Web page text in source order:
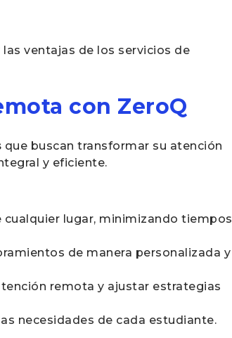
ventajas de los servicios de
con ZeroQ
que buscan transformar su atención
y eficiente.
lugar, minimizando tiempos
de manera personalizada y
remota y ajustar estrategias
necesidades de cada estudiante.